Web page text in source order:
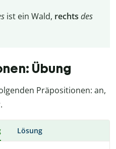
ist ein Wald, rechts des
Übung
Präpositionen: an,
Lösung